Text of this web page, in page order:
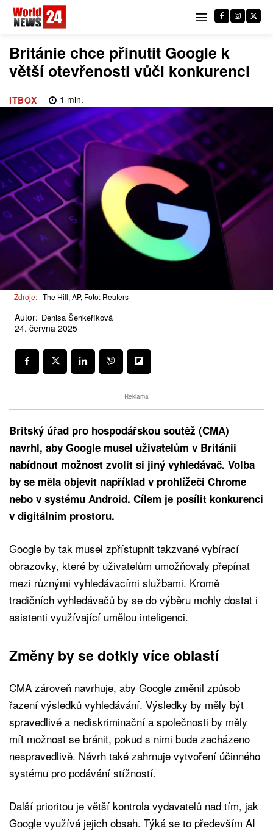
Británie chce přinutit Google k
větší otevřenosti vůči konkurenci
ITBOX 1 min.
Zdroje: The Hill, AP, Foto: Reuters
Autor: Denisa Šenkeříková
24. června 2025
Reklama
Britský úřad pro hospodářskou soutěž (CMA)
navrhl, aby Google musel uživatelům v Británii
nabídnout možnost zvolit si jiný vyhledávač. Volba
by se měla objevit například v prohlížeči Chrome
nebo v systému Android. Cílem je posílit konkurenci
v digitálním prostoru.
Google by tak musel zpřístupnit takzvané vybírací
obrazovky, které by uživatelům umožňovaly přepínat
mezi různými vyhledávacími službami. Kromě
tradičních vyhledávačů by se do výběru mohly dostat i
asistenti využívající umělou inteligenci.
Změny by se dotkly více oblastí
CMA zároveň navrhuje, aby Google změnil způsob
řazení výsledků vyhledávání. Výsledky by měly být
spravedlivé a nediskriminační a společnosti by měly
mít možnost se bránit, pokud s nimi bude zacházeno
nespravedlivě. Návrh také zahrnuje vytvoření účinného
systému pro podávání stížností.
Další prioritou je větší kontrola vydavatelů nad tím, jak
Google využívá jejich obsah. Týká se to především AI